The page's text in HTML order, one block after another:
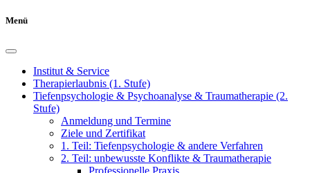
Menü
Institut & Service
Therapierlaubnis (1. Stufe)
Tiefenpsychologie & Psychoanalyse & Traumatherapie (2.
Stufe)
Anmeldung und Termine
Ziele und Zertifikat
1. Teil: Tiefenpsychologie & andere Verfahren
2. Teil: unbewusste Konflikte & Traumatherapie